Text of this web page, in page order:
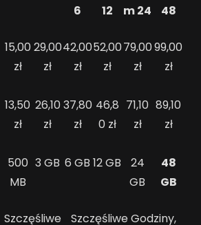
6
12
m 24
48
15,00
zł
29,00
zł
42,00
zł
52,00
zł
79,00
zł
99,00
zł
13,50
zł
26,10
zł
37,80
zł
46,8
0 zł
71,10
zł
89,10
zł
500
MB
3 GB 6 GB 12 GB
24
GB
48
GB
Szczęśliwe
Szczęśliwe Godziny,